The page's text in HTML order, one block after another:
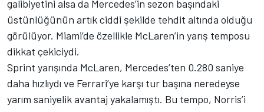
galibiyetini alsa da Mercedes’in sezon başındaki
üstünlüğünün artık ciddi şekilde tehdit altında olduğu
görülüyor. Miami’de özellikle McLaren’in yarış temposu
dikkat çekiciydi.
Sprint yarışında McLaren, Mercedes’ten 0.280 saniye
daha hızlıydı ve Ferrari’ye karşı tur başına neredeyse
yarım saniyelik avantaj yakalamıştı. Bu tempo, Norris’i